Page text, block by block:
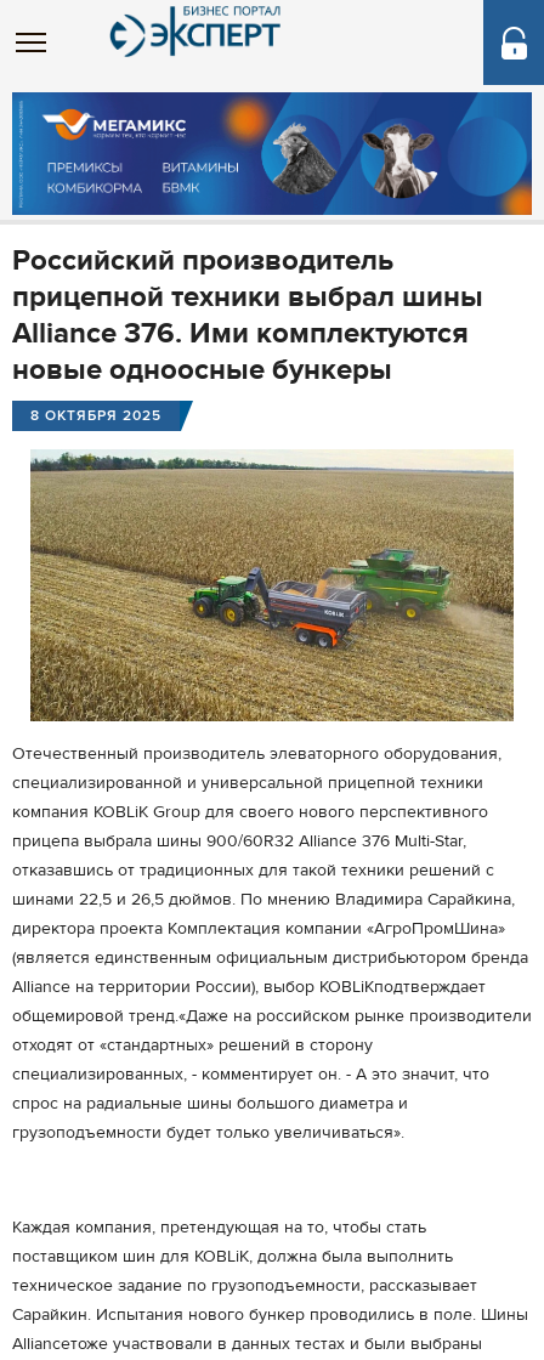
Российский производитель
прицепной техники выбрал шины
Alliance 376. Ими комплектуются
новые одноосные бункеры
8 ОКТЯБРЯ 2025
Отечественный производитель элеваторного оборудования,
специализированной и универсальной прицепной техники
компания KOBLiK Group для своего нового перспективного
прицепа выбрала шины 900/60R32 Alliance 376 Multi-Star,
отказавшись от традиционных для такой техники решений с
шинами 22,5 и 26,5 дюймов. По мнению Владимира Сарайкина,
директора проекта Комплектация компании «АгроПромШина»
(является единственным официальным дистрибьютором бренда
Alliаnce на территории России), выбор KOBLiKподтверждает
общемировой тренд.«Даже на российском рынке производители
отходят от «стандартных» решений в сторону
специализированных, - комментирует он. - А это значит, что
спрос на радиальные шины большого диаметра и
грузоподъемности будет только увеличиваться».
Каждая компания, претендующая на то, чтобы стать
поставщиком шин для KOBLiK, должна была выполнить
техническое задание по грузоподъемности, рассказывает
Сарайкин. Испытания нового бункер проводились в поле. Шины
Alliаnceтоже участвовали в данных тестах и были выбраны